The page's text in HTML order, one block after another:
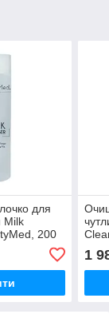
для
Milk
200
1